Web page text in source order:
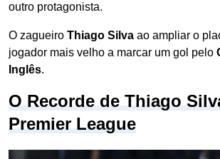
outro protagonista.
O zagueiro Thiago Silva ao ampliar o
jogador mais velho a marcar um gol pelo
Inglês.
O Recorde de Thiago
Premier League